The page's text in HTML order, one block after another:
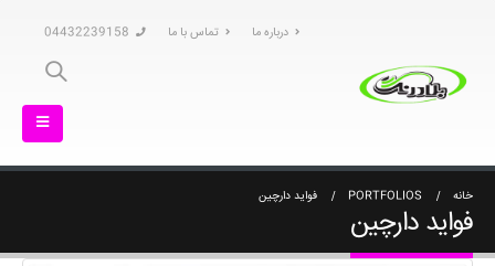
درباره ما تماس با ما 04432239158
خانه PORTFOLIOS فواید دارچین
فواید دارچین